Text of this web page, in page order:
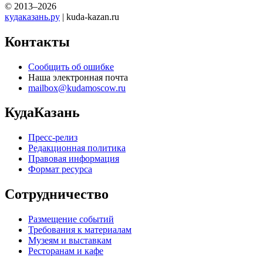
© 2013–2026
кудаказань.ру | kuda-kazan.ru
Контакты
Сообщить об ошибке
Наша электронная почта
mailbox@kudamoscow.ru
КудаКазань
Пресс-релиз
Редакционная политика
Правовая информация
Формат ресурса
Сотрудничество
Размещение событий
Требования к материалам
Музеям и выставкам
Ресторанам и кафе